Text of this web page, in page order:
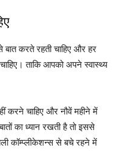
बात करते रहती चाहिए और हर
ताकि आपको अपने स्वास्थ्य
करने चाहिए और नौवें महीने में
का ध्यान रखती है तो इससे
कॉम्प्लीकेशन्स से बचे रहने में